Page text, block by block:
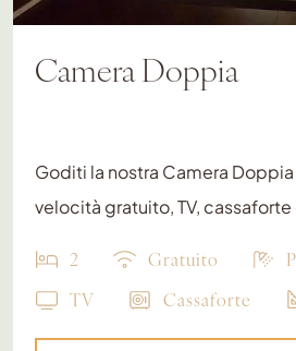
Camera Doppia
Goditi la nostra Camera
velocità gratuito, TV,
2 Gratuito
TV
Cassaforte